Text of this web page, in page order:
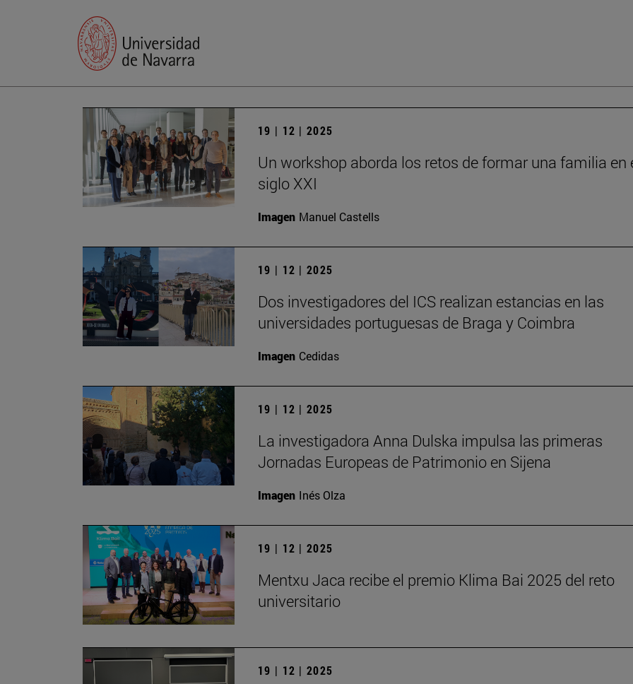
19 | 12 | 2025
Un workshop aborda los retos de formar una familia en
siglo XXI
Imagen Manuel Castells
19 | 12 | 2025
Dos investigadores del ICS realizan estancias en las
universidades portuguesas de Braga y Coimbra
Imagen Cedidas
19 | 12 | 2025
La investigadora Anna Dulska impulsa las primeras
Jornadas Europeas de Patrimonio en Sijena
Imagen Inés Olza
19 | 12 | 2025
Mentxu Jaca recibe el premio Klima Bai 2025 del reto
universitario
19 | 12 | 2025